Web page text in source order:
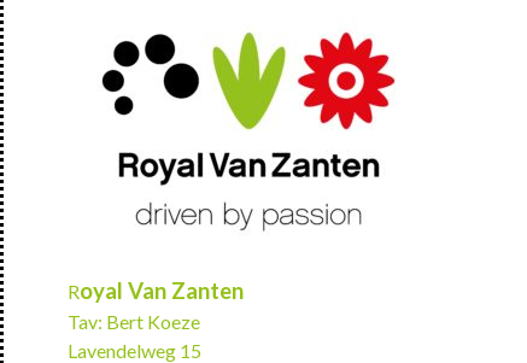
Royal Van Zanten
Tav: Bert Koeze
Lavendelweg 15